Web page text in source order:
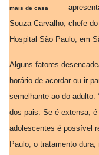
mais de casa
Souza Carvalho, chefe
Hospital São Paulo, em
Alguns fatores
horário de acordar ou ir
semelhante ao do adulto.
dos pais. Se é extensa,
adolescentes é possível
Paulo, o tratamento